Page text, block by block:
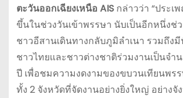
ตะวันออกเฉียงเหนือ AISกล่าวว่า “ประเ
ขึ้นในช่วงวันเข้าพรรษา นับเป็นอีกหนึ่งช่
ชาวอีสานเดินทางกลับภูมิลำเนา รวมถึง
ชาวไทยและชาวต่างชาติร่วมงานเป็นจำ
ปี เพื่อชมความงดงามของขบวนเทียนพร
ทั้ง 2 จังหวัดที่จัดงานอย่างยิ่งใหญ่ อย่างจั